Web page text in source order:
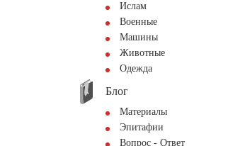
Ислам
Военные
Машины
Животные
Одежда
Блог
Материалы
Эпитафии
Вопрос - Ответ